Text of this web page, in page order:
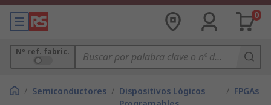
0
Nº ref. fabric.
/ Semiconductores / Dispositivos Lógicos
/ FPGAs